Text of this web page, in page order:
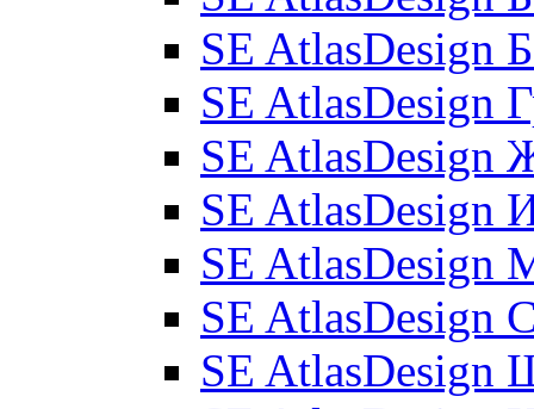
SE AtlasDesign
SE AtlasDesign
SE AtlasDesign
SE AtlasDesign
SE AtlasDesign
SE AtlasDesign
SE AtlasDesign